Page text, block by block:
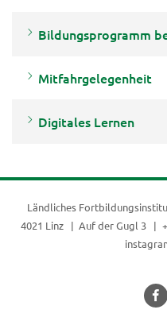
Bildungsprogramm
Mitfahrgelegenheit
Digitales Lernen
Ländliches
4021 Linz
Auf der Gugl 3